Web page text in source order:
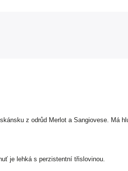
z odrůd Merlot a Sangiovese. Má
je lehká s perzistentní třislovinou.